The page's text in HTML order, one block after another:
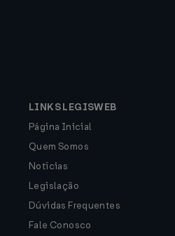
LINKS LEGISWEB
Página Inicial
Quem Somos
Notícias
Legislação
Dúvidas Frequentes
Fale Conosco